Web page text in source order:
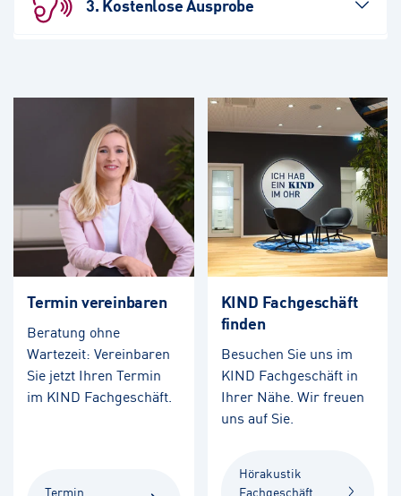
3. Kostenlose Ausprobe
Termin vereinbaren
Beratung ohne
Wartezeit: Vereinbaren
Sie jetzt Ihren Termin
im KIND Fachgeschäft.
Termin
KIND Fachgeschäft
finden
Besuchen Sie uns im
KIND Fachgeschäft in
Ihrer Nähe. Wir freuen
uns auf Sie.
Hörakustik
Fachgeschäft